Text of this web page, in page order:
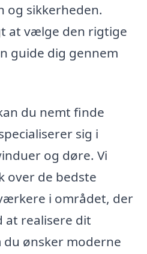
og sikkerheden.
at vælge den rigtige
guide dig gennem
du nemt finde
sig i
og døre. Vi
over de bedste
i området, der
at realisere dit
ønsker moderne